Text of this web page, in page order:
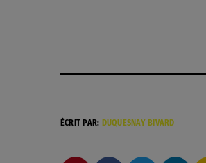
ÉCRIT PAR: DUQUESNAY BIVARD